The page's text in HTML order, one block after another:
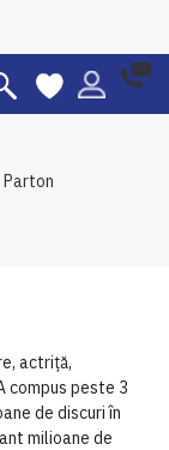
actriță,
compus peste 3
de dis­curi în
milioane de